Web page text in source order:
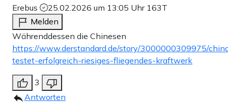
Erebus
25.02.2026 um 13:05 Uhr 163T
Melden
Währenddessen die Chinesen
https://www.derstandard.de/story/3000000309975/
testet-erfolgreich-riesiges-fliegendes-kraftwerk
3
Antworten